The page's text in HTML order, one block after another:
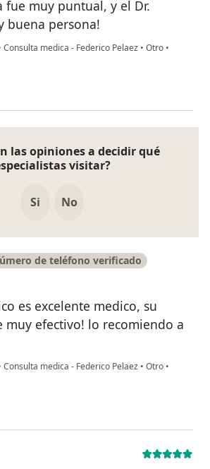
fue muy puntual, y el Dr.
buena persona!
Consulta medica - Federico Pelaez • Otro •
las opiniones a decidir qué
visitar?
Si No
de teléfono verificado
es excelente medico, su
efectivo! lo recomiendo a
Consulta medica - Federico Pelaez • Otro •